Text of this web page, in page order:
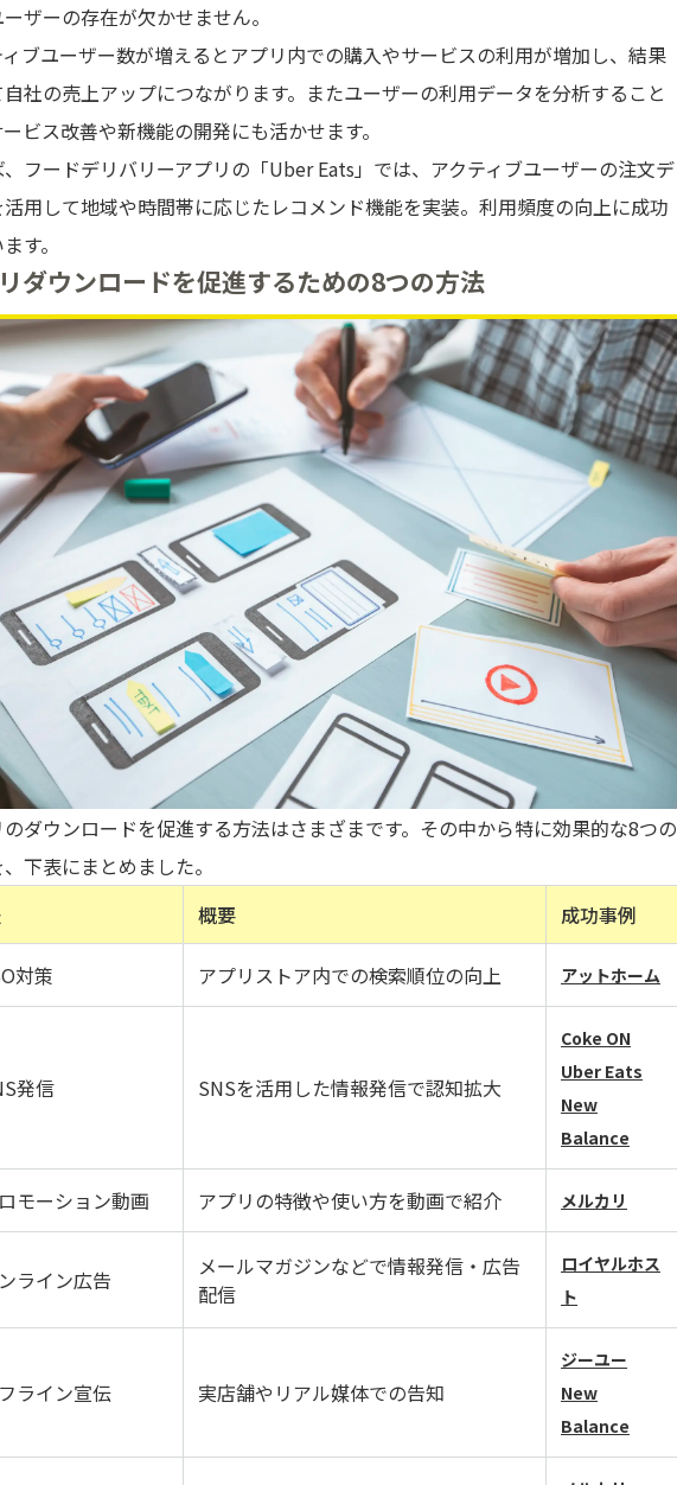
ザーの存在が欠かせません。
ブユーザー数が増えるとアプリ内での購入やサービスの利用が増加し、結果
自社の売上アップにつながります。またユーザーの利用データを分析すること
ビス改善や新機能の開発にも活かせます。
フードデリバリーアプリの「Uber Eats」では、アクティブユーザーの注文デ
用して地域や時間帯に応じたレコメンド機能を実装。利用頻度の向上に成功
す。
ダウンロードを促進するための8つの方法
ダウンロードを促進する方法はさまざまです。その中から特に効果的な8つの
下表にまとめました。
概要 成功事例
対策 アプリストア内での検索順位の向上 アットホーム
発信 SNSを活用した情報発信で認知拡大
Coke ON
Uber Eats
New
Balance
モーション動画 アプリの特徴や使い方を動画で紹介 メルカリ
ライン広告
メールマガジンなどで情報発信・広告
配信
ロイヤルホス
ト
ライン宣伝 実店舗やリアル媒体での告知
ジーユー
New
Balance